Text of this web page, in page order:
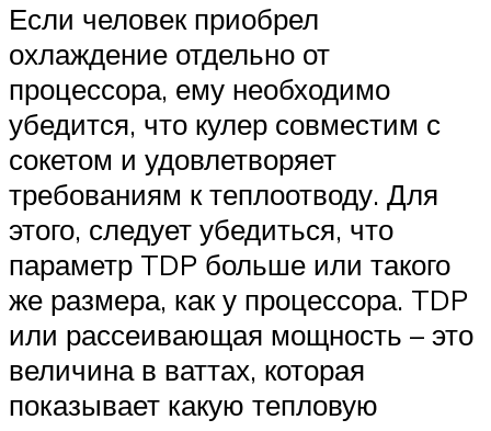
Если человек приобрел
охлаждение отдельно от
процессора, ему необходимо
убедится, что кулер совместим с
сокетом и удовлетворяет
требованиям к теплоотводу. Для
этого, следует убедиться, что
параметр TDP больше или такого
же размера, как у процессора. TDP
или рассеивающая мощность – это
величина в ваттах, которая
показывает какую тепловую